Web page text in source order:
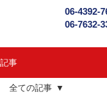
06-7632-
06-4392-
記事
全ての記事